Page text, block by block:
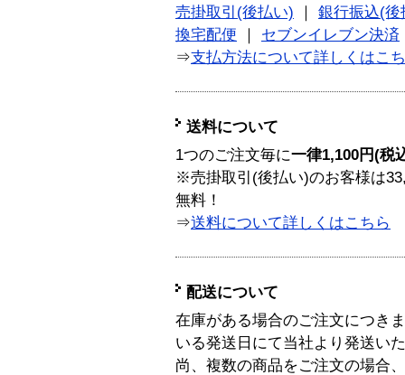
売掛取引(後払い) ｜ 銀行振込(後
換宅配便 ｜ セブンイレブン決済
⇒支払方法について詳しくはこ
送料について
1つのご注文毎に一律1,100円(税
※売掛取引(後払い)のお客様は
無料！
⇒送料について詳しくはこちら
配送について
在庫がある場合のご注文につき
いる発送日にて当社より発送い
尚、複数の商品をご注文の場合